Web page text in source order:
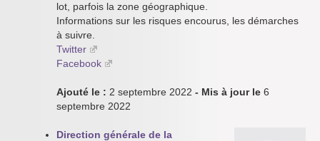
lot, parfois la zone géographique.
Informations sur les risques encourus, les démarches
à suivre.
Twitter
Facebook
Ajouté le : 2 septembre 2022 - Mis à jour le 6
septembre 2022
Direction générale de la